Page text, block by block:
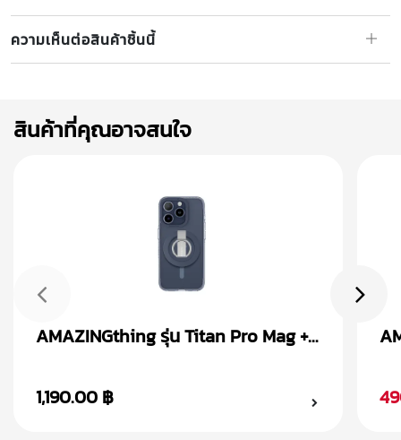
ความเห็นต่อสินค้าชิ้นนี้
สินค้าที่คุณอาจสนใจ
AMAZINGthing รุ่น Titan Pro Mag +
1,190.00 ฿